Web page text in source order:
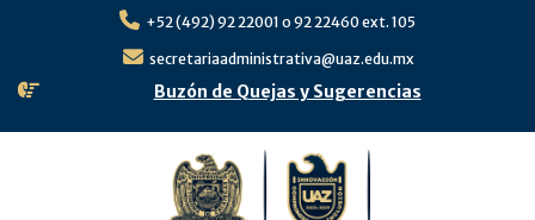
+52 (492) 92 22001 o 92 22460 ext. 105
secretariaadministrativa@uaz.edu.mx
Buzón de Quejas y Sugerencias